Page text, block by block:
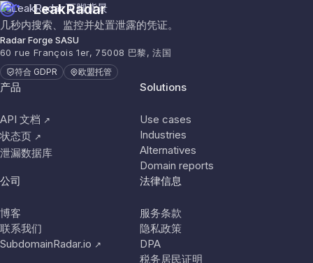
LeakRadar
几秒内搜索、监控并处置泄露的凭证。
Radar Forge SASU
60 rue François 1er, 75008 巴黎, 法国
符合 GDPR 欧盟托管
产品
API 文档 ↗
状态页 ↗
泄漏数据库
Solutions
Use cases
Industries
Alternatives
Domain reports
公司
博客
联系我们
SubdomainRadar.io ↗
法律信息
服务条款
隐私政策
DPA
税务居民证明